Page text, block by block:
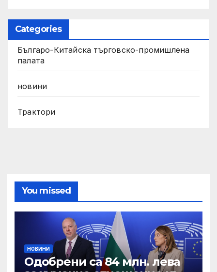
Categories
Българо-Китайска търговско-промишлена
палата
новини
Трактори
You missed
НОВИНИ
Одобрени са 84 млн. лева